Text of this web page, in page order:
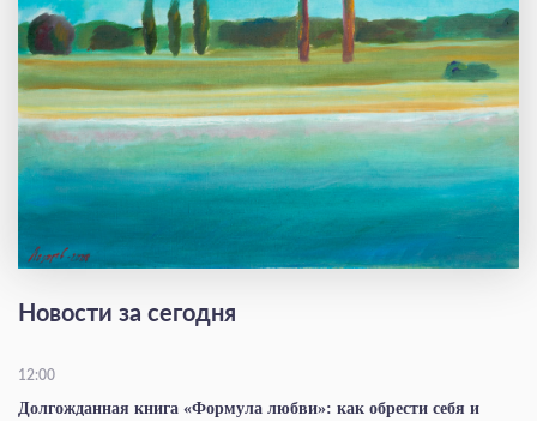
Новости за сегодня
12:00
Долгожданная книга «Формула любви»: как обрести себя и